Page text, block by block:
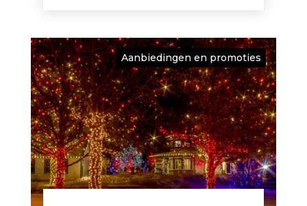
Aanbiedingen en promoties